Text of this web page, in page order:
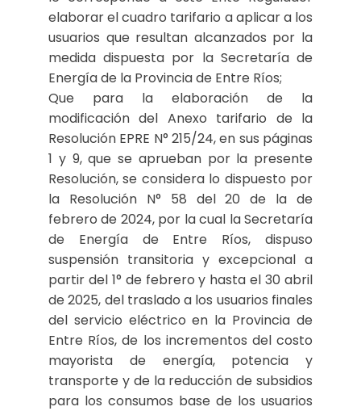
elaborar el cuadro tarifario a aplicar a los
usuarios que resultan alcanzados por la
medida dispuesta por la Secretaría de
Energía de la Provincia de Entre Ríos;
Que para la elaboración de la
modificación del Anexo tarifario de la
Resolución EPRE N° 215/24, en sus páginas
1 y 9, que se aprueban por la presente
Resolución, se considera lo dispuesto por
la Resolución N° 58 del 20 de la de
febrero de 2024, por la cual la Secretaría
de Energía de Entre Ríos, dispuso
suspensión transitoria y excepcional a
partir del 1° de febrero y hasta el 30 abril
de 2025, del traslado a los usuarios finales
del servicio eléctrico en la Provincia de
Entre Ríos, de los incrementos del costo
mayorista de energía, potencia y
transporte y de la reducción de subsidios
para los consumos base de los usuarios